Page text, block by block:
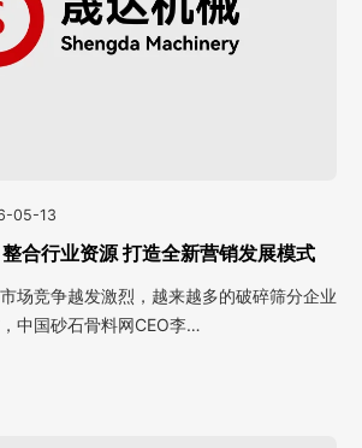
05-13
合行业资源 打造全新营销发展模式
场竞争越发激烈，越来越多的破碎筛分企业
中国砂石骨料网CEO李…